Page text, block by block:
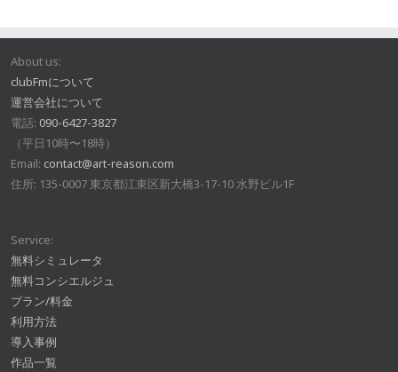
About us:
clubFmについて
運営会社について
電話: 090-6427-3827
（平日10時〜18時）
Email: contact@art-reason.com
住所: 135-0007 東京都江東区新大橋3-17-10 水野ビル1F
Service:
無料シミュレータ
無料コンシエルジュ
プラン/料金
利用方法
導入事例
作品一覧